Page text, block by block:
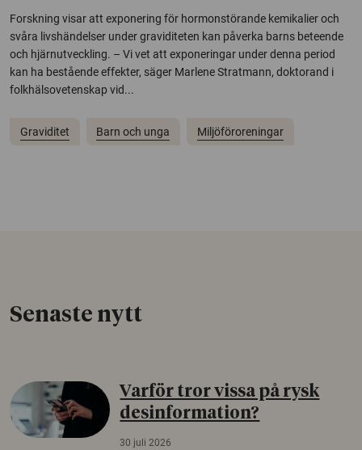
Forskning visar att exponering för hormonstörande kemikalier och
svåra livshändelser under graviditeten kan påverka barns beteende
och hjärnutveckling. – Vi vet att exponeringar under denna period
kan ha bestående effekter, säger Marlene Stratmann, doktorand i
folkhälsovetenskap vid...
Graviditet Barn och unga Miljöföroreningar
Senaste nytt
Varför tror vissa på rysk
desinformation?
30 juli 2026